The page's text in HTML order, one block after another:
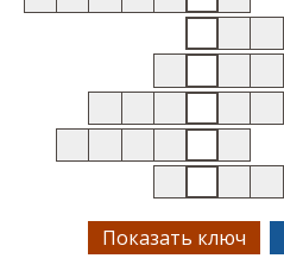
Показать ключ